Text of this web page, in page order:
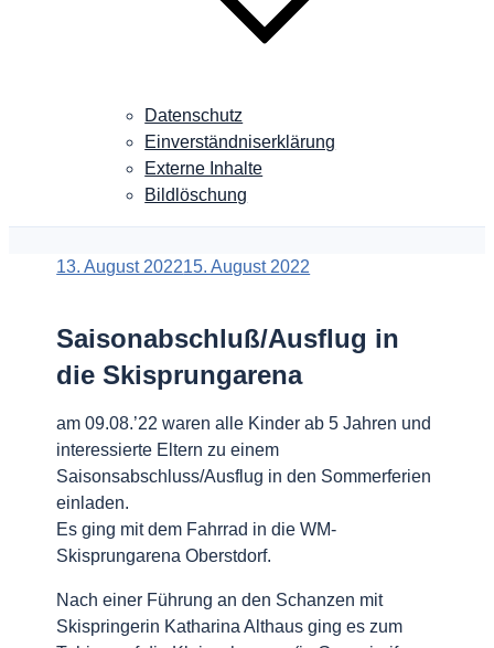
Datenschutz
Einverständniserklärung
Externe Inhalte
Bildlöschung
Veröffentlicht
13. August 202215. August 2022
Saisonabschluß/Ausflug in
die Skisprungarena
am 09.08.’22 waren alle Kinder ab 5 Jahren und
interessierte Eltern zu einem
Saisonsabschluss/Ausflug in den Sommerferien
einladen.
Es ging mit dem Fahrrad in die WM-
Skisprungarena Oberstdorf.
Nach einer Führung an den Schanzen mit
Skispringerin Katharina Althaus ging es zum